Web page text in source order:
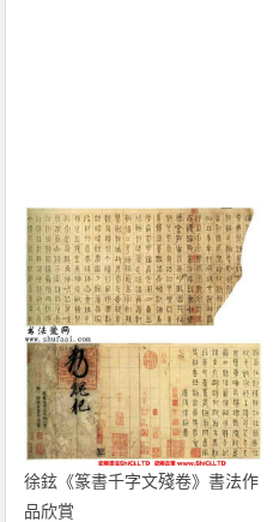
徐鉉《篆書千字文殘卷》書法作
品欣賞